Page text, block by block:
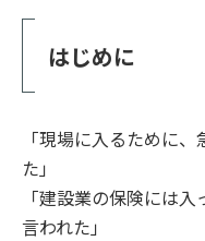
はじめに
「現場に入るために
た」
「建設業の保険には
言われた」